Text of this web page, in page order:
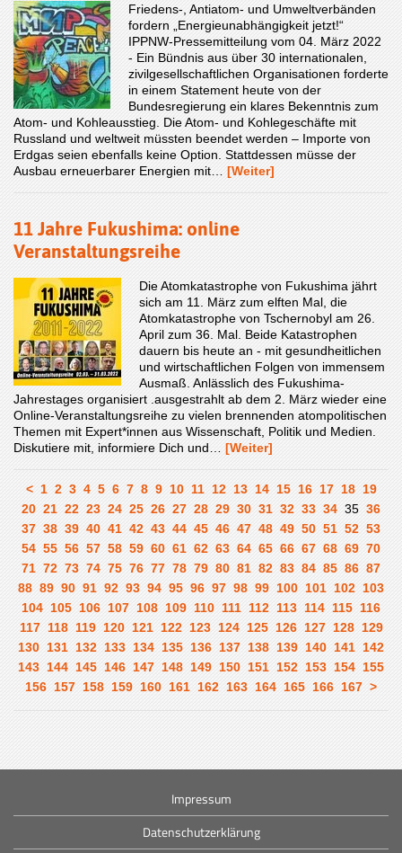
Friedens-, Antiatom- und Umweltverbänden
fordern „Energieunabhängigkeit jetzt!“
IPPNW-Pressemitteilung vom 04. März 2022
- Ein Bündnis aus über 30 internationalen,
zivilgesellschaftlichen Organisationen forderte
in einem Statement heute von der
Bundesregierung ein klares Bekenntnis zum
Atom- und Kohleausstieg. Die Atom- und Kohlegeschäfte mit
Russland und weltweit müssten beendet werden – Importe von
Erdgas seien ebenfalls keine Option. Stattdessen müsse der
Ausbau erneuerbarer Energien mit… [Weiter]
11 Jahre Fukushima: online
Veranstaltungsreihe
Die Atomkatastrophe von Fukushima jährt
sich am 11. März zum elften Mal, die
Atomkatastrophe von Tschernobyl am 26.
April zum 36. Mal. Beide Katastrophen
dauern bis heute an - mit gesundheitlichen
und wirtschaftlichen Folgen von immensem
Ausmaß. Anlässlich des Fukushima-
Jahrestages organisiert .ausgestrahlt ab dem 2. März wieder eine
Online-Veranstaltungsreihe zu vielen brennenden atompolitischen
Themen mit Expert*innen aus Wissenschaft, Politik und Medien.
Diskutiere mit, informiere Dich und… [Weiter]
< 1 2 3 4 5 6 7 8 9 10 11 12 13 14 15 16 17 18 19
20 21 22 23 24 25 26 27 28 29 30 31 32 33 34 35 36
37 38 39 40 41 42 43 44 45 46 47 48 49 50 51 52 53
54 55 56 57 58 59 60 61 62 63 64 65 66 67 68 69 70
71 72 73 74 75 76 77 78 79 80 81 82 83 84 85 86 87
88 89 90 91 92 93 94 95 96 97 98 99 100 101 102 103
104 105 106 107 108 109 110 111 112 113 114 115 116
117 118 119 120 121 122 123 124 125 126 127 128 129
130 131 132 133 134 135 136 137 138 139 140 141 142
143 144 145 146 147 148 149 150 151 152 153 154 155
156 157 158 159 160 161 162 163 164 165 166 167 >
Impressum
Datenschutzerklärung